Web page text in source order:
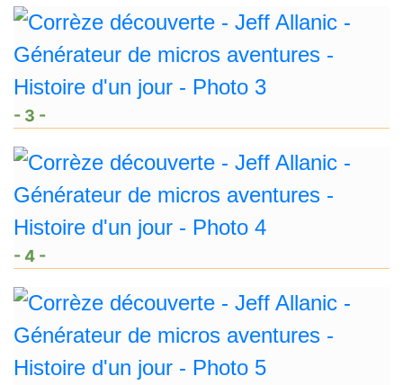
- 3 -
- 4 -